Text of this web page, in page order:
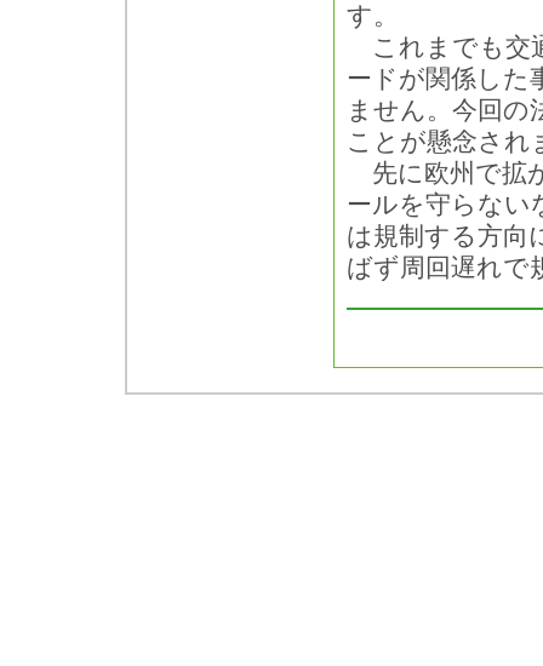
す。
これまでも交
ードが関係した
ません。今回の
ことが懸念され
先に欧州で拡
ールを守らない
は規制する方向
ばず周回遅れで